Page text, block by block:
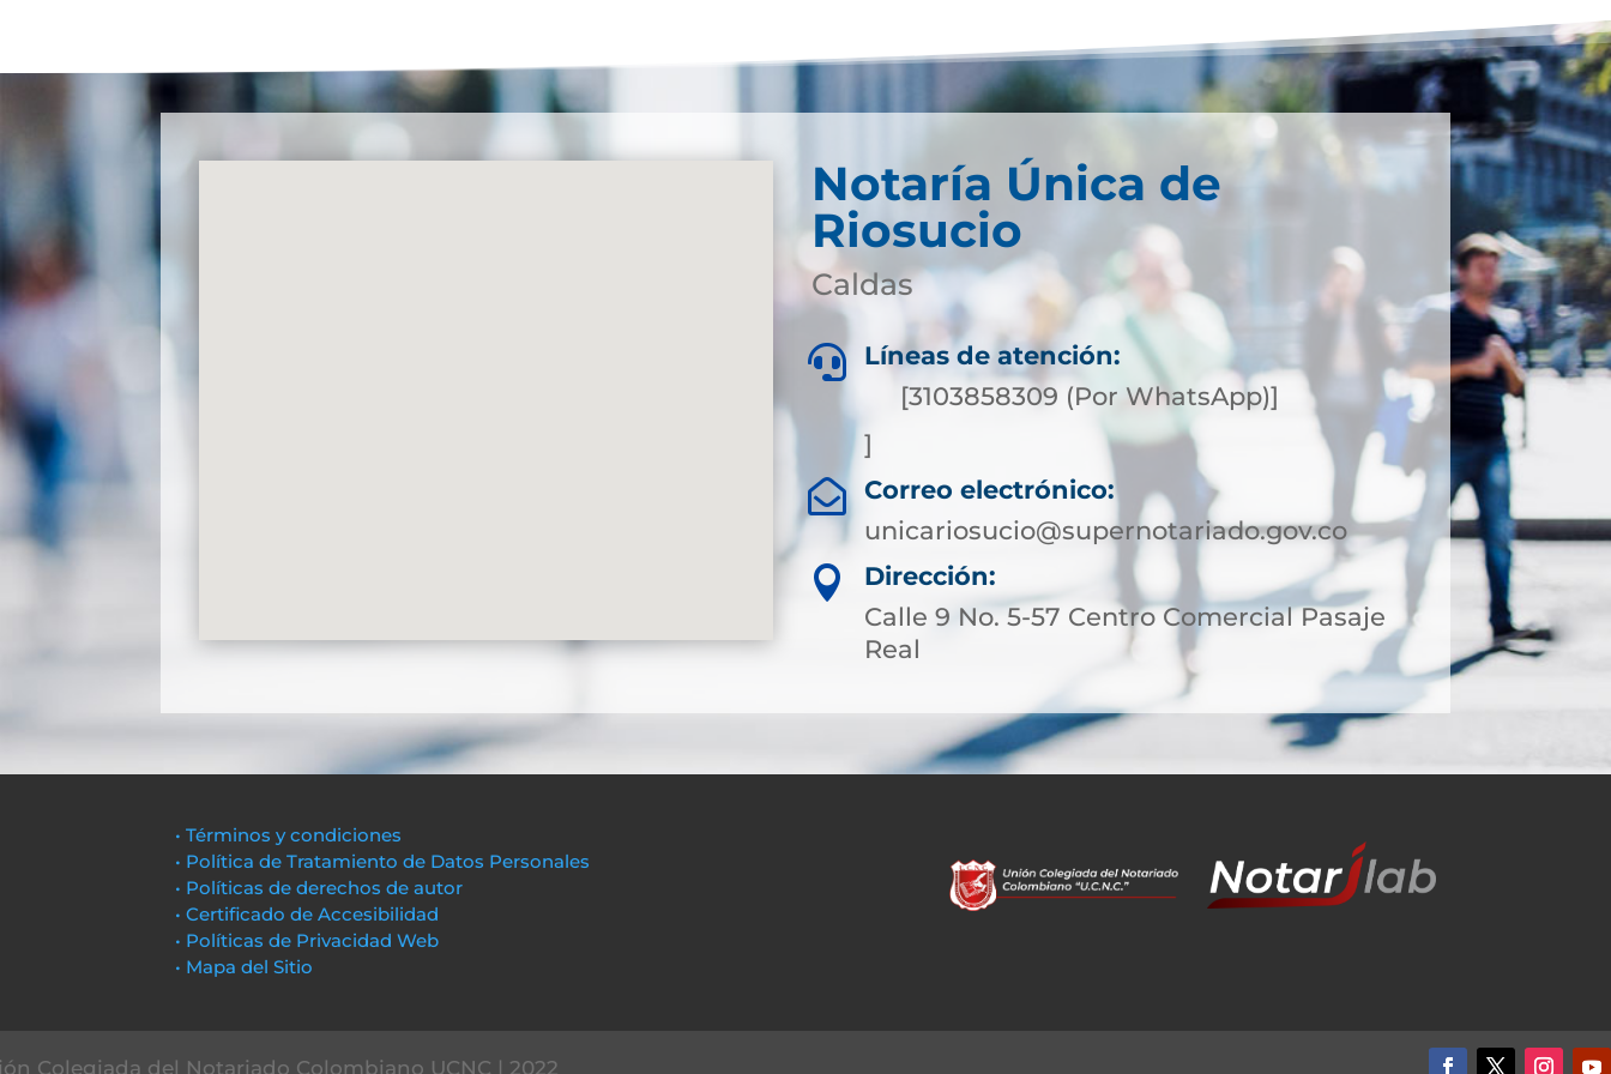
Notaría Única de
Riosucio
Caldas

Líneas de atención:
[3103858309 (Por WhatsApp)]
]

Correo electrónico:
unicariosucio@supernotariado.gov.co

Dirección:
Calle 9 No. 5-57 Centro Comercial Pasaje
Real
• Términos y condiciones
• Política de Tratamiento de Datos Personales
• Políticas de derechos de autor
• Certificado de Accesibilidad
• Políticas de Privacidad Web
• Mapa del Sitio
Colegiada del Notariado Colombiano UCNC | 2022